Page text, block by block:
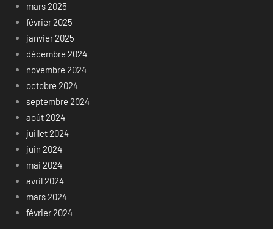
mars 2025
février 2025
janvier 2025
décembre 2024
novembre 2024
octobre 2024
septembre 2024
août 2024
juillet 2024
juin 2024
mai 2024
avril 2024
mars 2024
février 2024